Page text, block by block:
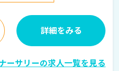
詳細をみる
サリーの求人一覧を見る